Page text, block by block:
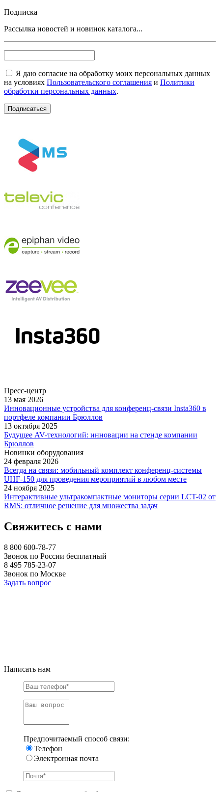
Подписка
Рассылка новостей и новинок каталога...
Я даю согласие на обработку моих персональных данных
на условиях Пользовательского соглашения и Политики
обработки персональных данных.
Пресс-центр
13 мая 2026
Инновационные устройства для конференц-связи Insta360 в
портфеле компании Брюллов
13 октября 2025
Будущее AV-технологий: инновации на стенде компании
Брюллов
Новинки оборудования
24 февраля 2026
Всегда на связи: мобильный комплект конференц-системы
UHF-150 для проведения мероприятий в любом месте
24 ноября 2025
Интерактивные ультракомпактные мониторы серии LCT-02 от
RMS: отличное решение для множества задач
Свяжитесь с нами
8 800 600-78-77
Звонок по России бесплатный
8 495 785-23-07
Звонок по Москве
Задать вопрос
Написать нам
Предпочитаемый способ связи:
Телефон
Электронная почта